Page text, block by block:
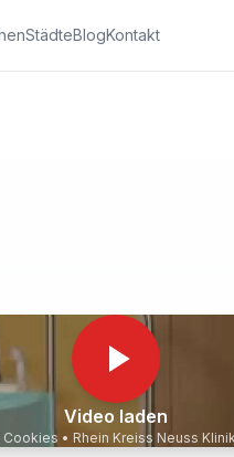
StädteBlogKontakt
Video laden
•